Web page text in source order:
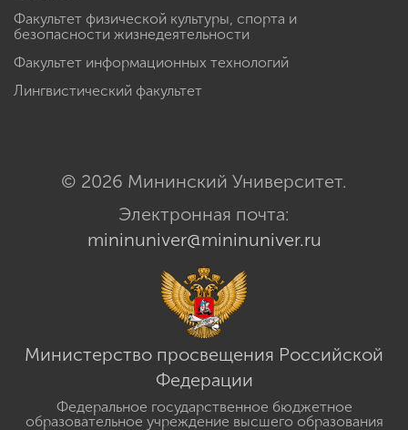
Факультет физической культуры, спорта и
безопасности жизнедеятельности
Факультет информационных технологий
Лингвистический факультет
© 2026 Мининский Университет.
Электронная почта:
mininuniver@mininuniver.ru
Министерство просвещения Российской
Федерации
Федеральное государственное бюджетное
образовательное учреждение высшего образования